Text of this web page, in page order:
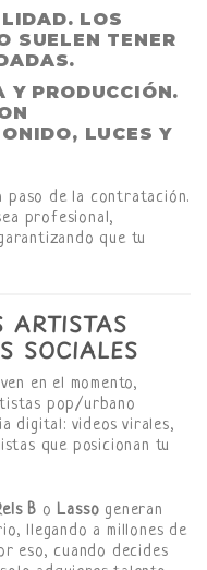
LOS
SUELEN TENER
Y PRODUCCIÓN.
LUCES Y
paso de la contratación.
profesional,
que tu
ARTISTAS
SOCIALES
en el momento,
pop/urbano
digital: videos virales,
que posicionan tu
B o Lasso generan
llegando a millones de
eso, cuando decides